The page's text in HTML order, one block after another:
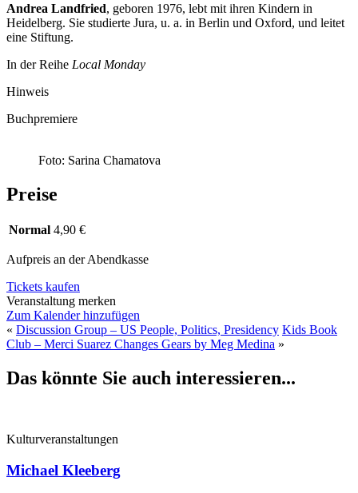
Andrea Landfried, geboren 1976, lebt mit ihren Kindern in
Heidelberg. Sie studierte Jura, u. a. in Berlin und Oxford, und leitet
eine Stiftung.
In der Reihe Local Monday
Hinweis
Buchpremiere
Foto: Sarina Chamatova
Preise
Normal 4,90 €
Aufpreis an der Abendkasse
Tickets kaufen
Veranstaltung merken
Zum Kalender hinzufügen
« Discussion Group – US People, Politics, Presidency Kids Book
Club – Merci Suarez Changes Gears by Meg Medina »
Das könnte Sie auch interessieren...
Kulturveranstaltungen
Michael Kleeberg